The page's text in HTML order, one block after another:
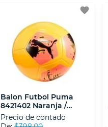
favorite
Balon Futbol Puma
8421402 Naranja /
Negro
Precio de contado